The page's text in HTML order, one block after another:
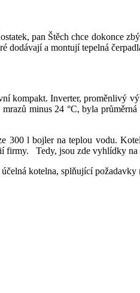
pan Štěch chce dokonce
dodávají a montují tepelná
kompakt. Inverter, proměnlivý
minus 24 °C, byla
l bojler na teplou vodu.
Tedy, jsou zde vyhlídky na
kotelna, splňující požadavky